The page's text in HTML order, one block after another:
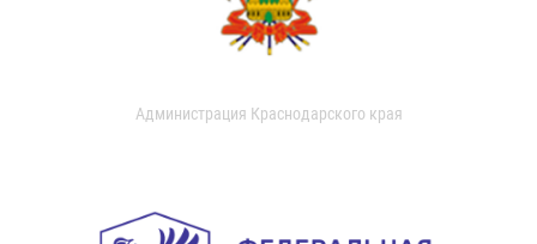
Администрация Краснодарского края